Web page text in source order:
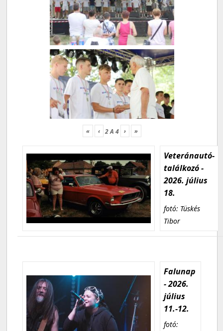
« ‹ 2A 4 › »
Veteránautó-
találkozó -
2026. július
18.
fotó: Tüskés
Tibor
Falunap
- 2026.
július
11.-12.
fotó: